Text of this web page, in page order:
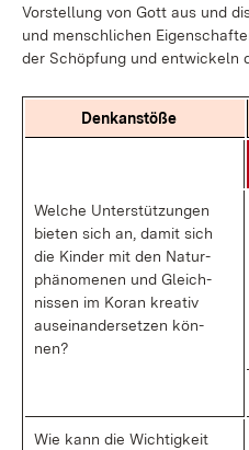
Vor­stel­lung von Gott aus und
und men­sch­li­chen
der Schöp­fung und ent­wi­ckeln
Denk­an­stö­ße
Wel­che Un­ter­stüt­zun­gen
bie­ten sich an, da­mit sich
die Kin­der mit den Na­tur­
phä­no­me­nen und Gleich­
nis­sen im Ko­ran krea­tiv
aus­ein­an­der­set­zen kön­
nen?
Wie kann die Wich­tig­keit